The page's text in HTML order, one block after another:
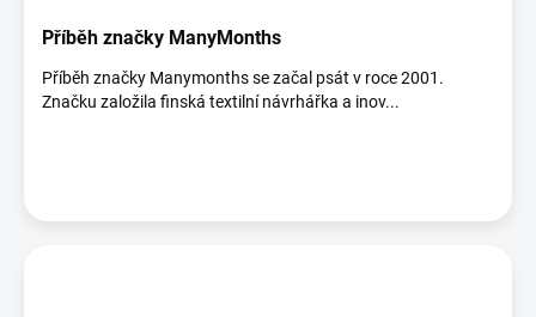
Příběh značky ManyMonths
Příběh značky Manymonths se začal psát v roce 2001.
Značku založila finská textilní návrhářka a inov...